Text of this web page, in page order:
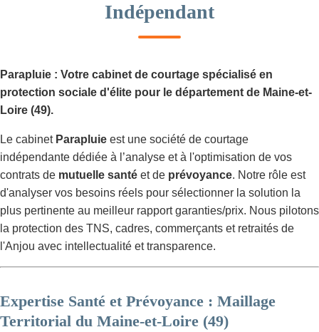
Indépendant
Parapluie : Votre cabinet de courtage spécialisé en
protection sociale d'élite pour le département de Maine-et-
Loire (49).
Le cabinet Parapluie est une société de courtage
indépendante dédiée à l’analyse et à l'optimisation de vos
contrats de mutuelle santé et de prévoyance. Notre rôle est
d'analyser vos besoins réels pour sélectionner la solution la
plus pertinente au meilleur rapport garanties/prix. Nous pilotons
la protection des TNS, cadres, commerçants et retraités de
l'Anjou avec intellectualité et transparence.
Expertise Santé et Prévoyance : Maillage
Territorial du Maine-et-Loire (49)